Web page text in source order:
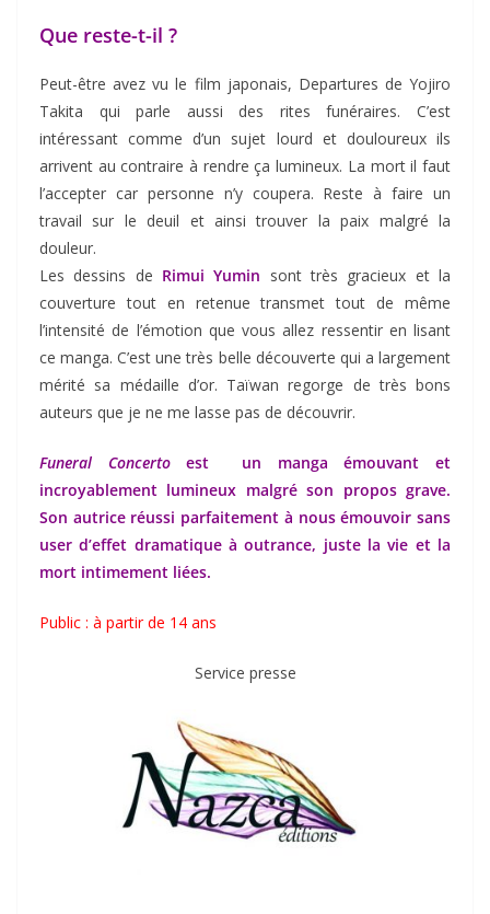
Que reste-t-il ?
Peut-être avez vu le film japonais, Departures de Yojiro
Takita qui parle aussi des rites funéraires. C’est
intéressant comme d’un sujet lourd et douloureux ils
arrivent au contraire à rendre ça lumineux. La mort il faut
l’accepter car personne n’y coupera. Reste à faire un
travail sur le deuil et ainsi trouver la paix malgré la
douleur.
Les dessins de Rimui Yumin sont très gracieux et la
couverture tout en retenue transmet tout de même
l’intensité de l’émotion que vous allez ressentir en lisant
ce manga. C’est une très belle découverte qui a largement
mérité sa médaille d’or. Taïwan regorge de très bons
auteurs que je ne me lasse pas de découvrir.
Funeral Concertoest un manga émouvant et
incroyablement lumineux malgré son propos grave.
Son autrice réussi parfaitement à nous émouvoir sans
user d’effet dramatique à outrance, juste la vie et la
mort intimement liées.
Public : à partir de 14 ans
Service presse